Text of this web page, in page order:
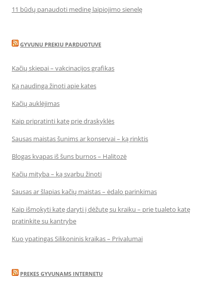
11 būdų panaudoti medinę laipiojimo sienelę
GYVUNU PREKIU PARDUOTUVE
Kačių skiepai – vakcinacijos grafikas
Ką naudinga žinoti apie kates
Kačių auklėjimas
Kaip pripratinti katę prie draskyklės
Sausas maistas šunims ar konservai – ką rinktis
Blogas kvapas iš šuns burnos – Halitozė
Kačių mityba – ką svarbu žinoti
Sausas ar šlapias kačių maistas – ėdalo parinkimas
Kaip išmokyti katę daryti į dėžutę su kraiku – prie tualeto katę
pratinkite su kantrybe
Kuo ypatingas Silikoninis kraikas – Privalumai
PREKES GYVUNAMS INTERNETU